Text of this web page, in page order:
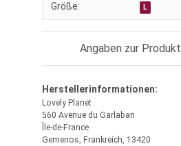
Größe: L
Angaben zur
Herstellerinformationen:
Lovely Planet
560 Avenue du Garlaban
Île-de-France
Gemenos, Frankreich, 13420